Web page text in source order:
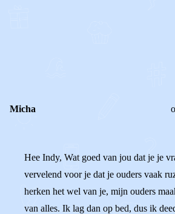
Micha
Hee Indy, Wat goed van jou dat je je
vervelend voor je dat je ouders vaak
herken het wel van je, mijn ouders
van alles. Ik lag dan op bed, dus ik